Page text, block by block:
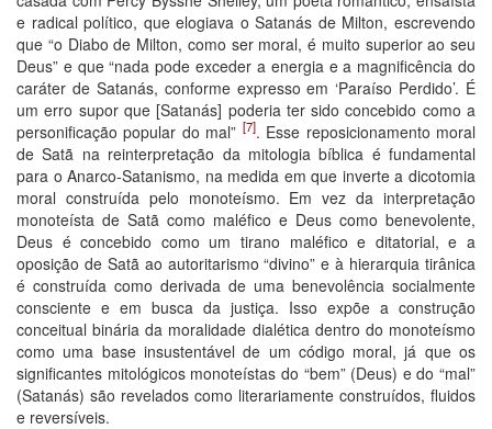
e radical político, que elogiava o Satanás de Milton, escrevendo
que “o Diabo de Milton, como ser moral, é muito superior ao seu
Deus” e que “nada pode exceder a energia e a magnificência do
caráter de Satanás, conforme expresso em ‘Paraíso Perdido’. É
um erro supor que [Satanás] poderia ter sido concebido como a
personificação popular do mal” [7]. Esse reposicionamento moral
de Satã na reinterpretação da mitologia bíblica é fundamental
para o Anarco-Satanismo, na medida em que inverte a dicotomia
moral construída pelo monoteísmo. Em vez da interpretação
monoteísta de Satã como maléfico e Deus como benevolente,
Deus é concebido como um tirano maléfico e ditatorial, e a
oposição de Satã ao autoritarismo “divino” e à hierarquia tirânica
é construída como derivada de uma benevolência socialmente
consciente e em busca da justiça. Isso expõe a construção
conceitual binária da moralidade dialética dentro do monoteísmo
como uma base insustentável de um código moral, já que os
significantes mitológicos monoteístas do “bem” (Deus) e do “mal”
(Satanás) são revelados como literariamente construídos, fluidos
e reversíveis.